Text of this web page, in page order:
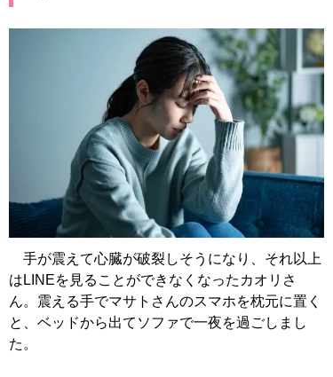
手が震えて心臓が破裂しそうになり、それ以上
はLINEを見ることができなくなったカオリさ
ん。震える手でマサトさんのスマホを枕元に置く
と、ベッドから出てソファで一夜を過ごしまし
た。